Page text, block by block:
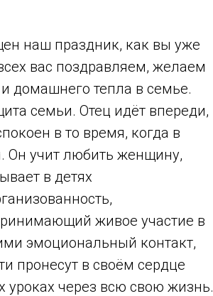
наш праздник, как вы уже
вас поздравляем, желаем
домашнего тепла в семье.
семьи. Отец идёт впереди,
в то время, когда в
Он учит любить женщину,
в детях
живое участие в
эмоциональный контакт,
пронесут в своём сердце
через всю свою жизнь.